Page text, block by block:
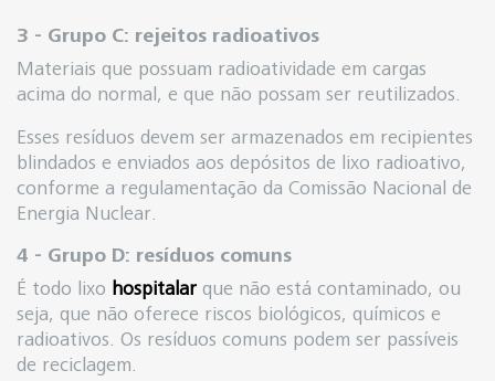
3 - Grupo C: rejeitos radioativos
Materiais que possuam radioatividade em cargas
acima do normal, e que não possam ser reutilizados.
Esses resíduos devem ser armazenados em recipientes
blindados e enviados aos depósitos de lixo radioativo,
conforme a regulamentação da Comissão Nacional de
Energia Nuclear.
4 - Grupo D: resíduos comuns
É todo lixo hospitalar que não está contaminado, ou
seja, que não oferece riscos biológicos, químicos e
radioativos. Os resíduos comuns podem ser passíveis
de reciclagem.